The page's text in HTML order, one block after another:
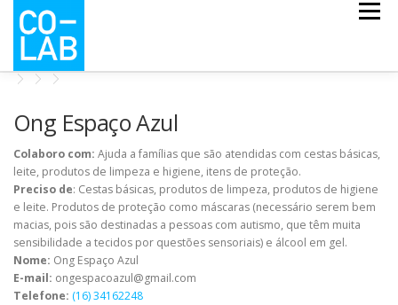
Pular
para
conteúdo
Menu
NOTÍCIAS QUEM SOMOS
Ong Espaço Azul
Colaboro com: Ajuda a famílias que são atendidas com cestas básicas,
leite, produtos de limpeza e higiene, itens de proteção.
Preciso de: Cestas básicas, produtos de limpeza, produtos de higiene
e leite. Produtos de proteção como máscaras (necessário serem bem
macias, pois são destinadas a pessoas com autismo, que têm muita
sensibilidade a tecidos por questões sensoriais) e álcool em gel.
Nome: Ong Espaço Azul
E-mail: ongespacoazul@gmail.com
Telefone: (16) 34162248